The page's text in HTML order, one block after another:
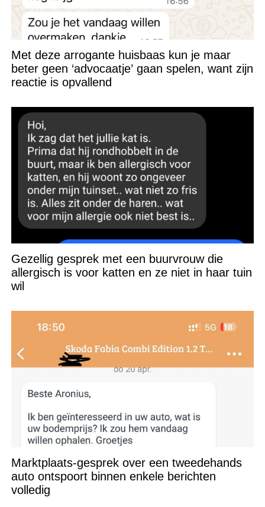
Met deze arrogante huisbaas kun je maar
beter geen ‘advocaatje’ gaan spelen, want zijn
reactie is opvallend
Gezellig gesprek met een buurvrouw die
allergisch is voor katten en ze niet in haar tuin
wil
Marktplaats-gesprek over een tweedehands
auto ontspoort binnen enkele berichten
volledig